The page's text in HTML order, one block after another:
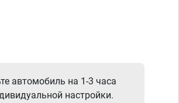
автомобиль на 1-3 часа
настройки.